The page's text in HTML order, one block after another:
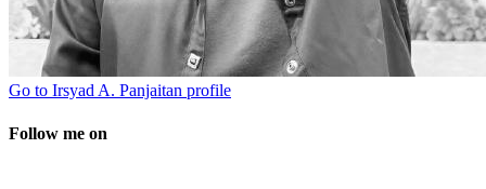
Go to Irsyad A. Panjaitan profile
Follow me on